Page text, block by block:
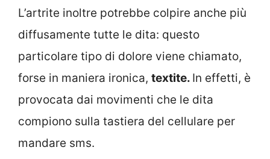
L’artrite inoltre potrebbe colpire anche più
diffusamente tutte le dita: questo
particolare tipo di dolore viene chiamato,
forse in maniera ironica, textite. In effetti, è
provocata dai movimenti che le dita
compiono sulla tastiera del cellulare per
mandare sms.